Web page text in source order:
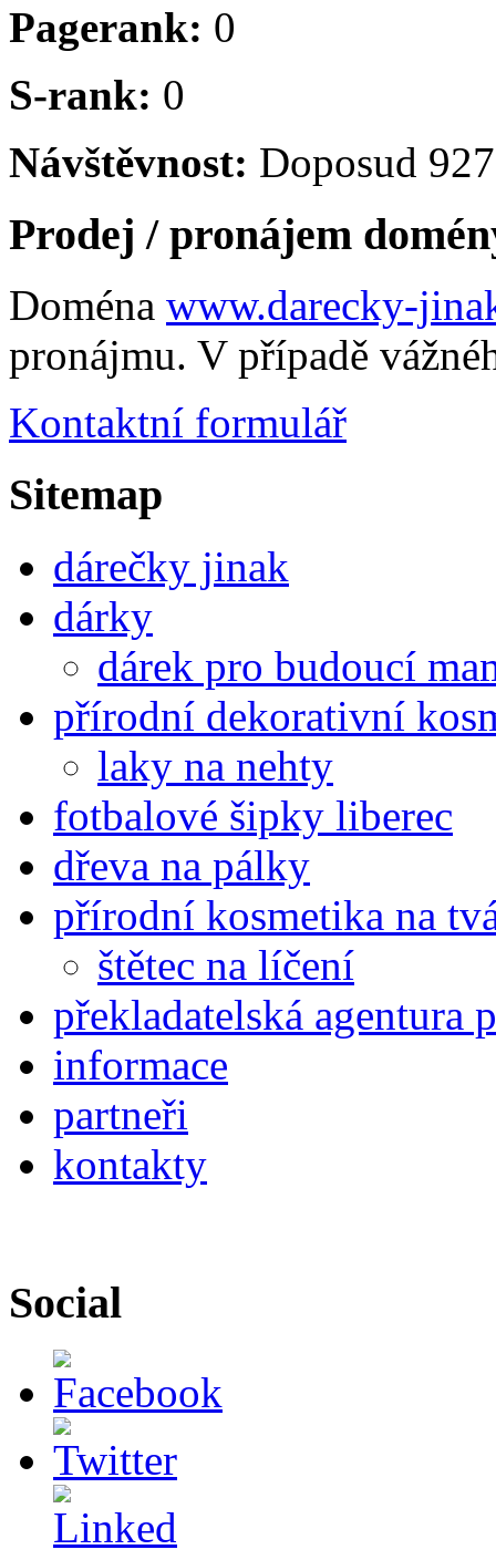
Pagerank: 0
S-rank: 0
Návštěvnost: Doposud
Prodej / pronájem
Doména www.darecky-
pronájmu. V případě
Kontaktní formulář
Sitemap
dárečky jinak
dárky
dárek pro budoucí
přírodní dekorativní
laky na nehty
fotbalové šipky liberec
dřeva na pálky
přírodní kosmetika na
štětec na líčení
překladatelská agentura
informace
partneři
kontakty
Social